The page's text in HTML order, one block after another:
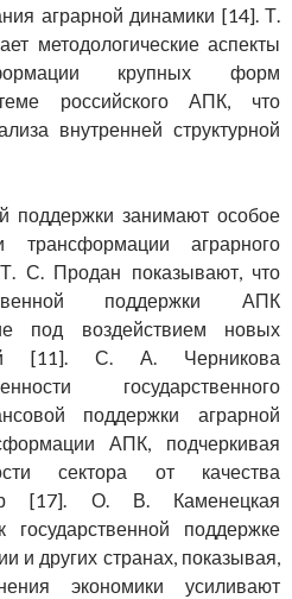
аграрной динамики [14]. Т.
методологические аспекты
крупных форм
российского АПК, что
внутренней структурной
поддержки занимают особое
аграрного
С. Продан показывают, что
поддержки АПК
под воздействием новых
[11]. С. А. Черникова
государственного
поддержки аграрной
АПК, подчеркивая
сектора от качества
[17]. О. В. Каменецкая
государственной поддержке
и других странах, показывая,
экономики усиливают